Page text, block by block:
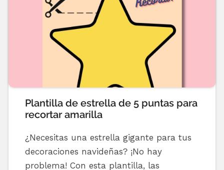
Plantilla de estrella de 5 puntas para
recortar amarilla
¿Necesitas una estrella gigante para tus
decoraciones navideñas? ¡No hay
problema! Con esta plantilla, las